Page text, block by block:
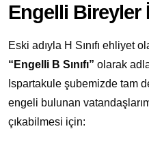
Engelli Bireyler
Eski adıyla H Sınıfı ehliyet
“Engelli B Sınıfı” olarak
Ispartakule şubemizde tam
engeli bulunan
çıkabilmesi için: